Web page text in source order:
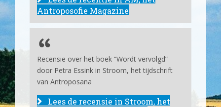
Antroposofie Magazine
Recensie over het boek “Wordt vervolgd”
door Petra Essink in Stroom, het tijdschrift
van Antroposana
Lees de recensie in Stroom, het